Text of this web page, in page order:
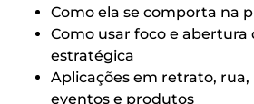
Como ela se comporta na
Como usar foco e abertura
estratégica
Aplicações em retrato, rua,
eventos e produtos